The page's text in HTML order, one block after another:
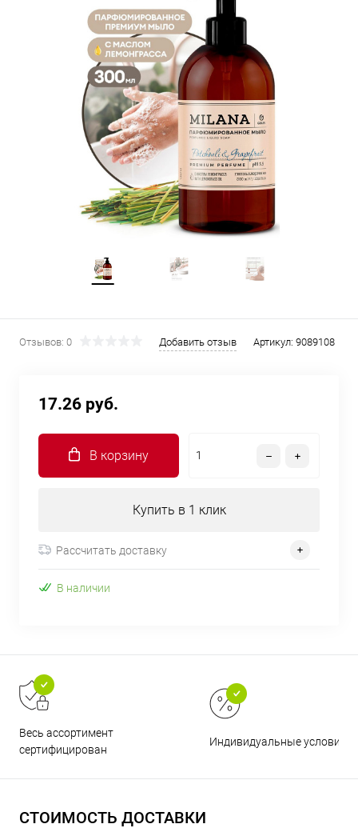
Отзывов: 0 Добавить отзыв Артикул: 9089108
17.26 руб.
В корзину
Купить в 1 клик
Рассчитать доставку
В наличии
Весь ассортимент
сертифицирован
Индивидуальные условия
СТОИМОСТЬ ДОСТАВКИ